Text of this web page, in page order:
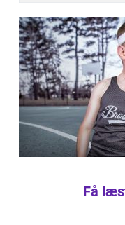
Få